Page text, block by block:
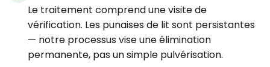
Le traitement comprend une visite de
vérification. Les punaises de lit sont persistantes
— notre processus vise une élimination
permanente, pas un simple pulvérisation.